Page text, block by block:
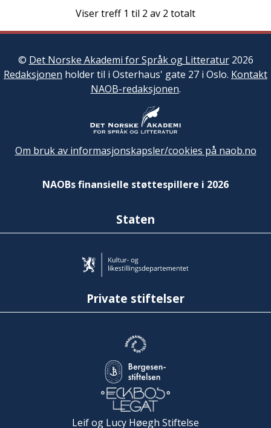
Viser treff 1 til 2 av 2 totalt
© Det Norske Akademi for Språk og Litteratur2026
Redaksjonen holder til i Osterhaus' gate 27 i Oslo. Kontakt
NAOB-redaksjonen.
Om bruk av informasjonskapsler/cookies på naob.no
NAOBs finansielle støttespillere i 2026
Staten
Private stiftelser
Leif og Lucy Høegh Stiftelse